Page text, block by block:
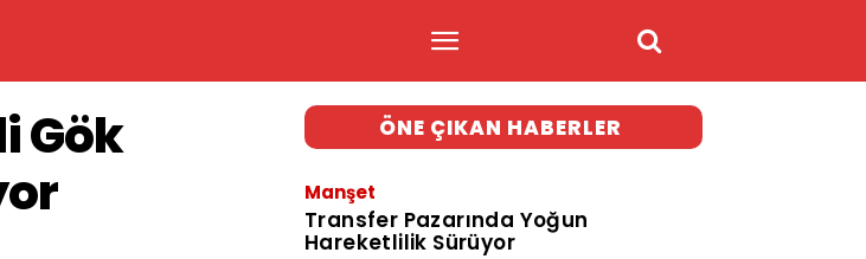
Gök
ÖNE ÇIKAN HABERLER
Manşet
Transfer Pazarında Yoğun
Hareketlilik Sürüyor